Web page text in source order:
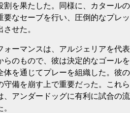
割を果たした。同様に、カタールの
要なセーブを行い、圧倒的なプレッ
せた。
ォーマンスは、アルジェリアを代表
のもので、彼は決定的なゴールを
体を通じてプレーを組織した。彼の
備を崩す上で重要だった。これら
、アンダードッグに有利に試合の流